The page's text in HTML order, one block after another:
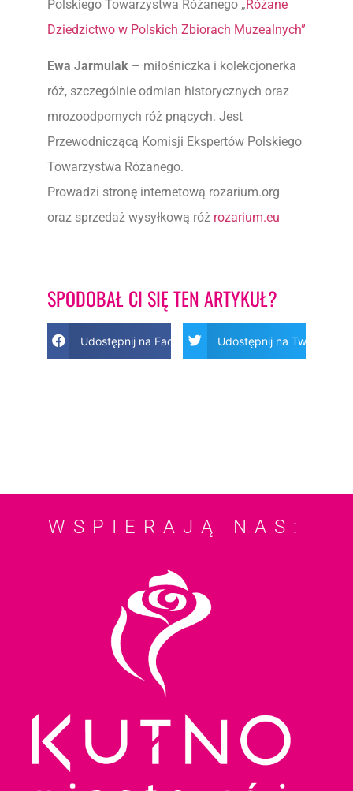
Polskiego Towarzystwa Różanego „Różane
Dziedzictwo w Polskich Zbiorach Muzealnych”
Ewa Jarmulak – miłośniczka i kolekcjonerka
róż, szczególnie odmian historycznych oraz
mrozoodpornych róż pnących. Jest
Przewodniczącą Komisji Ekspertów Polskiego
Towarzystwa Różanego.
Prowadzi stronę internetową rozarium.org
oraz sprzedaż wysyłkową róż rozarium.eu
SPODOBAŁ CI SIĘ TEN ARTYKUŁ?
Udostępnij na Facebook Udostępnij na Twitter
WSPIERAJĄ NAS: